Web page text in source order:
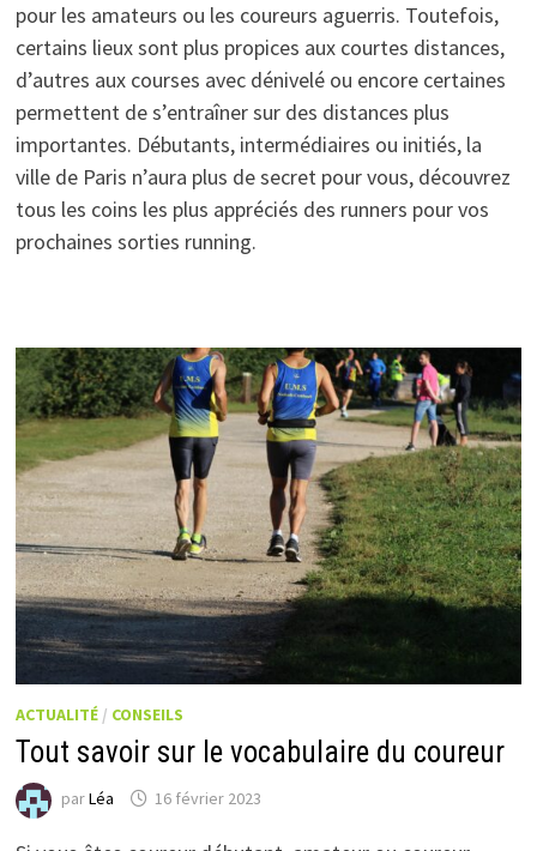
pour les amateurs ou les coureurs aguerris. Toutefois,
certains lieux sont plus propices aux courtes distances,
d’autres aux courses avec dénivelé ou encore certaines
permettent de s’entraîner sur des distances plus
importantes. Débutants, intermédiaires ou initiés, la
ville de Paris n’aura plus de secret pour vous, découvrez
tous les coins les plus appréciés des runners pour vos
prochaines sorties running.
ACTUALITÉ / CONSEILS
Tout savoir sur le vocabulaire du coureur
parLéa 16 février 2023